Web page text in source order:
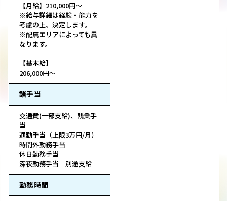
【月給】210,000円〜
※給与詳細は経験・能力を
考慮の上、決定します。
※配属エリアによっても異
なります。
【基本給】
206,000円〜
諸手当
交通費(一部支給)、残業手
当
通勤手当（上限3万円/月）
時間外勤務手当
休日勤務手当
深夜勤務手当 別途支給
勤務時間